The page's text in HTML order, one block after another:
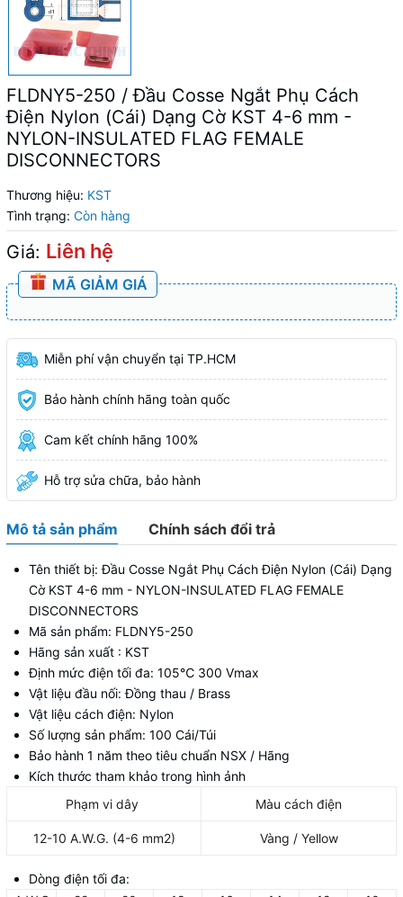
FLDNY5-250 / Đầu Cosse Ngắt Phụ Cách
Điện Nylon (Cái) Dạng Cờ KST 4-6 mm -
NYLON-INSULATED FLAG FEMALE
DISCONNECTORS
Thương hiệu: KST
Tình trạng: Còn hàng
Giá: Liên hệ
MÃ GIẢM GIÁ
Miễn phí vận chuyển tại TP.HCM
Bảo hành chính hãng toàn quốc
Cam kết chính hãng 100%
Hỗ trợ sửa chữa, bảo hành
Mô tả sản phẩm Chính sách đổi trả
Tên thiết bị: Đầu Cosse Ngắt Phụ Cách Điện Nylon (Cái) Dạng
Cờ KST 4-6 mm - NYLON-INSULATED FLAG FEMALE
DISCONNECTORS
Mã sản phẩm: FLDNY5-250
Hãng sản xuất : KST
Định mức điện tối đa: 105℃ 300 Vmax
Vật liệu đầu nối: Đồng thau / Brass
Vật liệu cách điện: Nylon
Số lượng sản phẩm: 100 Cái/Túi
Bảo hành 1 năm theo tiêu chuẩn NSX / Hãng
Kích thước tham khảo trong hình ảnh
Phạm vi dây
Màu cách điện
12-10 A.W.G. (4-6 mm2) Vàng / Yellow
Dòng điện tối đa: